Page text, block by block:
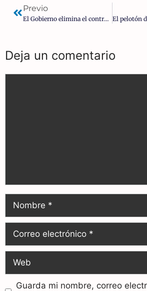
Previo
El Gobierno elimina el control consular para inflar el voto CERA exprés
Deja un comentario
Guarda mi nombre, correo